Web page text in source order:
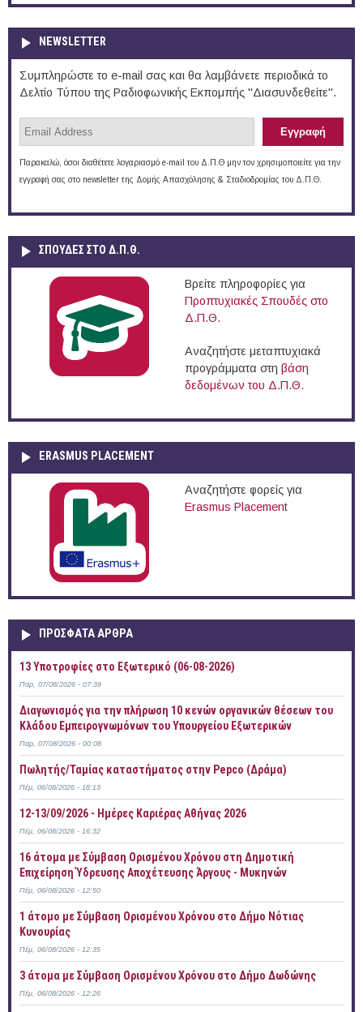
NEWSLETTER
Συμπληρώστε το e-mail σας και θα λαμβάνετε περιοδικά το
Δελτίο Τύπου της Ραδιοφωνικής Εκπομπής "Διασυνδεθείτε".
Παρακαλώ, όσοι διαθέτετε λογαριασμό e-mail του Δ.Π.Θ μην τον χρησιμοποιείτε για την
εγγραφή σας στο newsletter της Δομής Απασχόλησης & Σταδιοδρομίας του Δ.Π.Θ.
ΣΠΟΥΔΈΣ ΣΤΟ Δ.Π.Θ.
Βρείτε πληροφορίες για
Προπτυχιακές Σπουδές στο
Δ.Π.Θ.
Αναζητήστε μεταπτυχιακά
προγράμματα στη βάση
δεδομένων του Δ.Π.Θ.
ERASMUS PLACEMENT
Αναζητήστε φορείς για
Erasmus Placement
ΠΡOΣΦΑΤΑ AΡΘΡΑ
13 Υποτροφίες στο Εξωτερικό (06-08-2026)
Παρ, 07/08/2026 - 07:39
Διαγωνισμός για την πλήρωση 10 κενών οργανικών θέσεων του
Κλάδου Εμπειρογνωμόνων του Υπουργείου Εξωτερικών
Παρ, 07/08/2026 - 00:08
Πωλητής/Ταμίας καταστήματος στην Pepco (Δράμα)
Πέμ, 06/08/2026 - 18:13
12-13/09/2026 - Ημέρες Καριέρας Αθήνας 2026
Πέμ, 06/08/2026 - 16:32
16 άτομα με Σύμβαση Ορισμένου Χρόνου στη Δημοτική
Επιχείρηση Ύδρευσης Αποχέτευσης Άργους - Μυκηνών
Πέμ, 06/08/2026 - 12:50
1 άτομο με Σύμβαση Ορισμένου Χρόνου στο Δήμο Νότιας
Κυνουρίας
Πέμ, 06/08/2026 - 12:35
3 άτομα με Σύμβαση Ορισμένου Χρόνου στο Δήμο Δωδώνης
Πέμ, 06/08/2026 - 12:26